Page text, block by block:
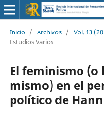
Inicio / Archivos / Vol. 13
Estudios Varios
El feminismo (o
mismo) en el
político de